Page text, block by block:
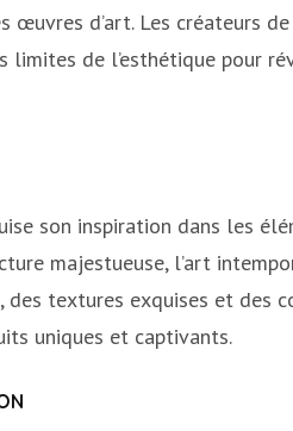
œuvres d’art. Les créateurs
limites de l’esthétique pour
son inspiration dans les
majestueuse, l’art
des textures exquises et des
uniques et captivants.